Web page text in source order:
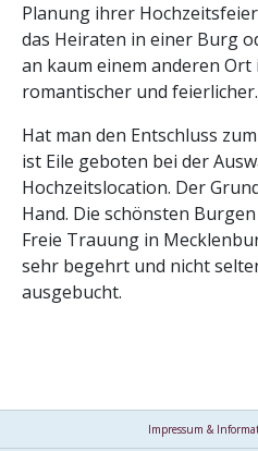
Planung ihrer
das Heiraten in einer Burg
an kaum einem anderen
romantischer und feierlicher.
Hat man den Entschluss
ist Eile geboten bei der
Hochzeitslocation. Der
Hand. Die schönsten
Freie Trauung in
sehr begehrt und nicht
ausgebucht.
Impressum &